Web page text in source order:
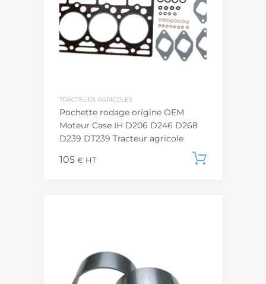
TRACTEURS AGRICOLES
Pochette rodage origine OEM
Moteur Case IH D206 D246 D268
D239 DT239 Tracteur agricole
105 € HT